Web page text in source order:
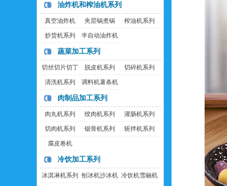
油炸机和榨油机系列
真空油炸机 夹层锅煮锅 榨油机系列
炒货机系列 半自动油炸机
蔬菜加工系列
切丝切片切丁
机
脱皮机系列 切碎机系列
清洗机系列 调料机薯条机
肉制品加工系列
肉丸机系列 绞肉机系列 灌肠机系列
切肉机系列 锯骨机系列 斩拌机系列
腐皮卷机
冷饮加工系列
冰淇淋机系列 刨冰机沙冰机 冷饮机雪融机